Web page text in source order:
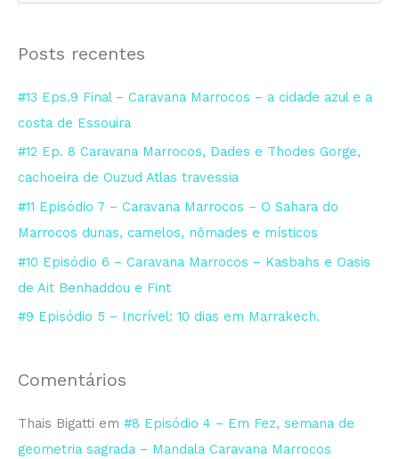
q
u
r
:
Posts recentes
#13 Eps.9 Final – Caravana Marrocos – a cidade azul e a
costa de Essouira
#12 Ep. 8 Caravana Marrocos, Dades e Thodes Gorge,
cachoeira de Ouzud Atlas travessia
#11 Episódio 7 – Caravana Marrocos – O Sahara do
Marrocos dunas, camelos, nômades e místicos
#10 Episódio 6 – Caravana Marrocos – Kasbahs e Oasis
de Ait Benhaddou e Fint
#9 Episódio 5 – Incrível: 10 dias em Marrakech.
Comentários
Thais Bigatti em #8 Episódio 4 – Em Fez, semana de
geometria sagrada – Mandala Caravana Marrocos